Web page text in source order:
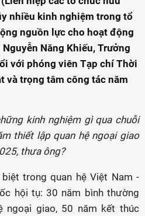
nhiều kinh nghiệm trong tổ
nguồn lực cho hoạt động
Năng Khiếu, Trưởng
với phóng viên Tạp chí Thời
và trọng tâm công tác năm
kinh nghiệm gì qua chuỗi
thiết lập quan hệ ngoại giao
thưa ông?
trong quan hệ Việt Nam -
hội tụ: 30 năm bình thường
ngoại giao, 50 năm kết thúc